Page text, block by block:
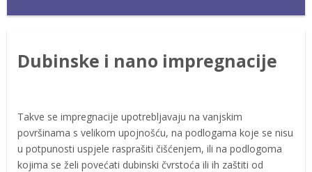
Dubinske i nano impregnacije
Takve se impregnacije upotrebljavaju na vanjskim
površinama s velikom upojnošću, na podlogama koje se nisu
u potpunosti uspjele rasprašiti čišćenjem, ili na podlogoma
kojima se želi povećati dubinski čvrstoća ili ih zaštiti od